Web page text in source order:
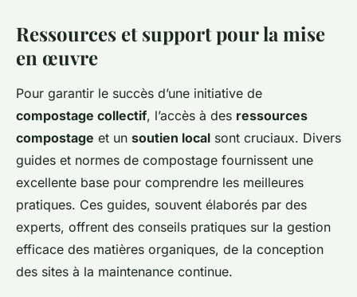
Ressources et support pour la mise
en œuvre
Pour garantir le succès d’une initiative de
compostage collectif, l’accès à des ressources
compostage et un soutien local sont cruciaux. Divers
guides et normes de compostage fournissent une
excellente base pour comprendre les meilleures
pratiques. Ces guides, souvent élaborés par des
experts, offrent des conseils pratiques sur la gestion
efficace des matières organiques, de la conception
des sites à la maintenance continue.